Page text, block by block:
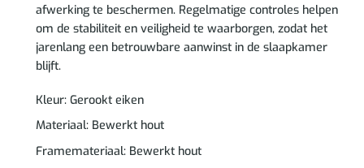
afwerking te beschermen. Regelmatige controles helpen
om de stabiliteit en veiligheid te waarborgen, zodat het
jarenlang een betrouwbare aanwinst in de slaapkamer
blijft.
Kleur: Gerookt eiken
Materiaal: Bewerkt hout
Framemateriaal: Bewerkt hout